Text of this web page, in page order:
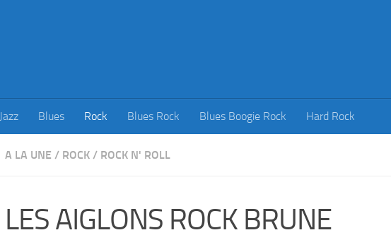
Jazz Blues Rock Blues Rock Blues Boogie Rock Hard Rock
A LA UNE / ROCK / ROCK N' ROLL
LES AIGLONS ROCK BRUNE